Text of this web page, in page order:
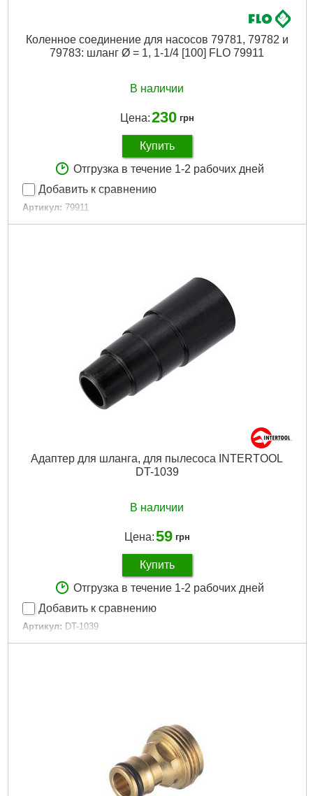
Коленное соединение для насосов 79781, 79782 и
79783: шланг Ø = 1, 1-1/4 [100] FLO 79911
В наличии
Цена:230 грн
Купить
Отгрузка в течение 1-2 рабочих дней
Добавить к сравнению
Артикул: 79911
Код товара: 29.45.75
Подробнее...
Адаптер для шланга, для пылесоса INTERTOOL
DT-1039
В наличии
Цена:59 грн
Купить
Отгрузка в течение 1-2 рабочих дней
Добавить к сравнению
Артикул: DT-1039
Код товара: 30.77.66
Подробнее...